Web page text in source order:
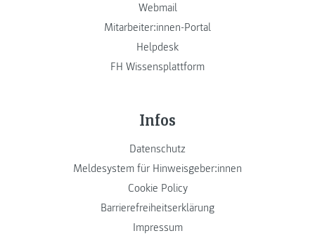
Webmail
Mitarbeiter:innen-Portal
Helpdesk
FH Wissensplattform
Infos
Datenschutz
Meldesystem für Hinweisgeber:innen
Cookie Policy
Barrierefreiheitserklärung
Impressum